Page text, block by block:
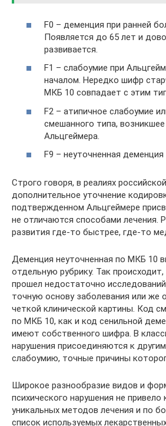
F0 – деменция при ранней
Появляется до 65 лет и
развивается.
F1 – слабоумие при
началом. Нередко шифр
МКБ 10 совпадает с этим
F2 – атипичное слабоумие
смешанного типа,
Альцгеймера.
F9 – неуточненная деменция
Строго говоря, в реалиях
дополнительное уточнение
подтвержденном Альцгеймере
не отличаются способами лечения.
развития где-то быстрее, где-то
Деменция неуточненная по МКБ 10
отдельную рубрику. Так
прошел недостаточно
точную основу заболевания или же
четкой клинической картины. Код
по МКБ 10, как и код сенильной
имеют собственного шифра. В
нарушения присоединяются к
слабоумию, точные причины
Широкое разнообразие видов и
психического нарушения не
уникальных методов лечения и по
список используемых